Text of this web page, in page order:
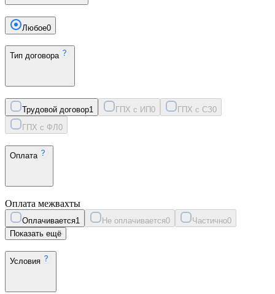
Любое0
Тип договора
Трудовой договор1 ГПХ с ИП0 ГПХ с СЗ0
ГПХ с ФЛ 0
Оплата
Оплата межвахты
Оплачивается1 Не оплачивается0 Частично0
Показать ещё
Условия